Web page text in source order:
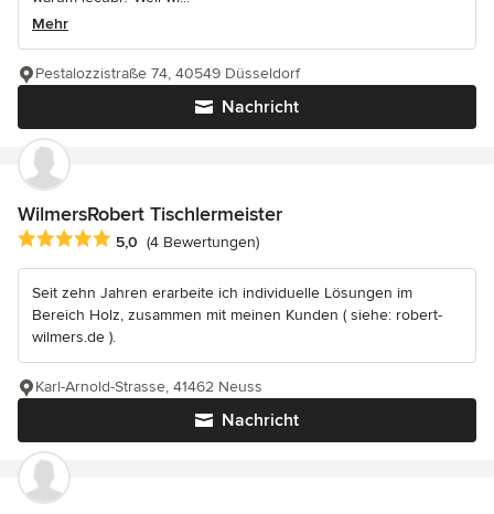
Mehr
Nachricht
Pestalozzistraße 74, 40549 Düsseldorf
WilmersRobert Tischlermeister
Durchschnittliche Bewertung: 5 von 5 Sternen
5,0 (4 Bewertungen)
Seit zehn Jahren erarbeite ich individuelle Lösungen im
Bereich Holz, zusammen mit meinen Kunden ( siehe: robert-
wilmers.de ).
Nachricht
Karl-Arnold-Strasse, 41462 Neuss